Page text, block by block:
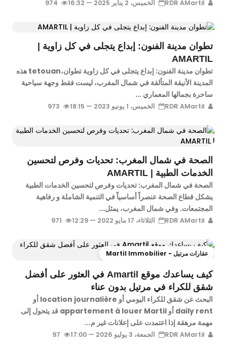
الخميس، 2 يناير 2025 — 16:32
تطوان مدينة الفنون: إبداع يتجلى في كل زاوية |
AMARTIL
تطوان مدينة الفنون: إبداع يتجلى في كل زاوية تطوان،tetouan هذه
المدينة الأنيقة المتألقة في شمال المغرب، ليست فقط وجهة سياحية
ساحرة بجمالها المعماري ...
الخميس، 1 يونيو 2023 — 18:15
الصحة في شمال المغرب: تحديات وفرص لتحسين
الخدمات الطبية | AMARTIL
الصحة في شمال المغرب: تحديات وفرص لتحسين الخدمات الطبية
يشكل قطاع الصحة عنصراً أساسياً في التنمية الشاملة و رفاهية
المجتمعات. وفي شمال المغرب، يمثل...
الثلاثاء، 17 مايو 2022 — 12:29
عقارات مرتيل - Martil Immobilier
كيف يساعدك موقع Amartil في العثور على أفضل
شقق للكراء في مرتيل بدون عناء
البحث عن شقق للكراء اليومي أو location journalière أو
daily rent أو appartement à louer Martil قد يتحول إلى
مهمة مرهقة إذا اعتمدت على إعلانات غير م...
الجمعة، 3 يوليو 2026 — 17:00